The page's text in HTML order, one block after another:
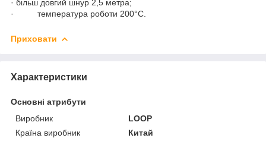
· більш довгий шнур 2,5 метра;
· температура роботи 200°С.
Приховати
Характеристики
Основні атрибути
Виробник
LOOP
Країна виробник
Китай